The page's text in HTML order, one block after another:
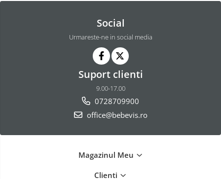
Saltele si Covoare sport Fitness
Incalzitoare si sterilizatoare
Cantare bebelusi si adulti
Social
Urmareste-ne in social media
Suport clienti
9.00-17.00
0728709900
office@bebevis.ro
Magazinul Meu
Clienti